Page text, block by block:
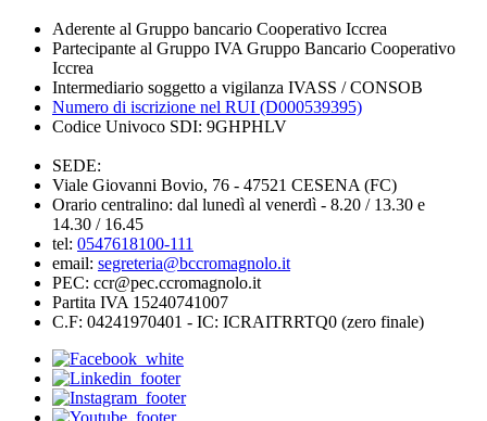
Aderente al Gruppo bancario Cooperativo Iccrea
Partecipante al Gruppo IVA Gruppo Bancario Cooperativo
Iccrea
Intermediario soggetto a vigilanza IVASS / CONSOB
Numero di iscrizione nel RUI (D000539395)
Codice Univoco SDI: 9GHPHLV
SEDE:
Viale Giovanni Bovio, 76 - 47521 CESENA (FC)
Orario centralino: dal lunedì al venerdì - 8.20 / 13.30 e
14.30 / 16.45
tel: 0547618100-111
email: segreteria@bccromagnolo.it
PEC: ccr@pec.ccromagnolo.it
Partita IVA 15240741007
C.F: 04241970401 - IC: ICRAITRRTQ0 (zero finale)